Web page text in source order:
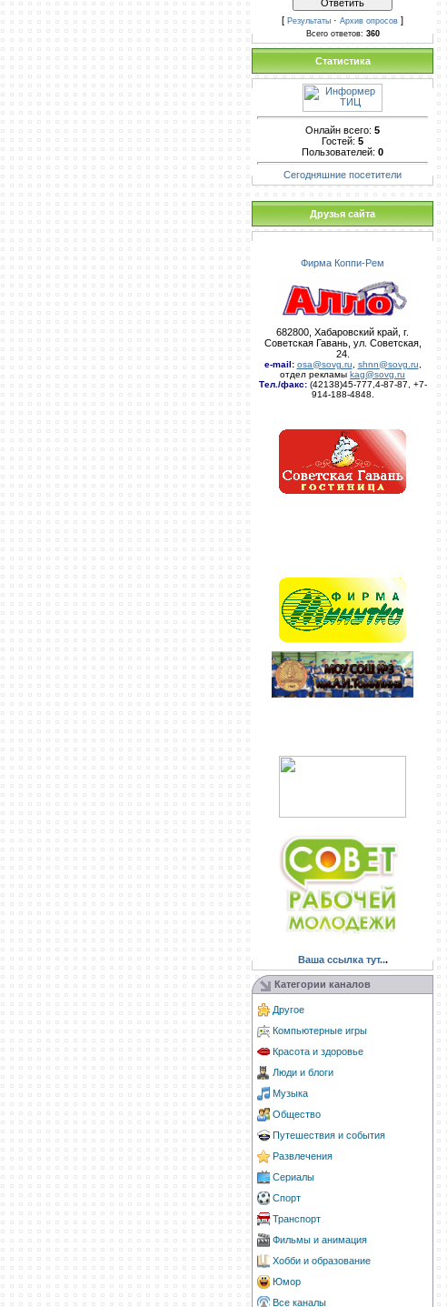
[ Результаты · Архив опросов ]
Всего ответов: 360
Статистика
Онлайн всего: 5
Гостей: 5
Пользователей: 0
Сегодняшние посетители
Друзья сайта
Фирма Коппи-Рем
682800, Хабаровский край, г.
Советская Гавань, ул. Советская,
24.
e-mail: osa@sovg.ru shnn@sovg.ru
отдел рекламы kag@sovg.ru
Тел./факс:(42138)45-777,4-87-87, +7-
914-188-4848.
Ваша ссылка тут...
Категории каналов
Другое
Компьютерные игры
Красота и здоровье
Люди и блоги
Музыка
Общество
Путешествия и события
Развлечения
Сериалы
Спорт
Транспорт
Фильмы и анимация
Хобби и образование
Юмор
Все каналы